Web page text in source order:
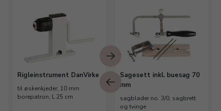
Rigleinstrument DanVirke
til øskenkjeder, 10 mm
borepatron, L 25 cm
Sagesett inkl. buesag 70
mm
sagblader no. 3/0, sagbrett
og tvinge